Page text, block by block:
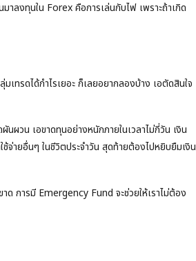
มาลงทุนใน Forex คือการเล่นกับไฟ เพราะถ้าเกิด
เทรดได้กำไรเยอะ ก็เลยอยากลองบ้าง เอตัดสินใจ
ผวน เอขาดทุนอย่างหนักภายในเวลาไม่กี่วัน เงิน
จ่ายอื่นๆ ในชีวิตประจำวัน สุดท้ายต้องไปหยิบยืมเงิน
าด การมี Emergency Fund จะช่วยให้เราไม่ต้อง